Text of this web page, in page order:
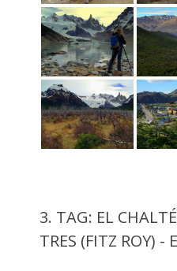
3. TAG: EL
TRES (FITZ ROY) -